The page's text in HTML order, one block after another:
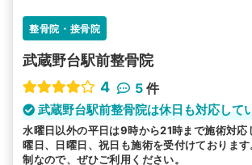
整骨院・接骨院
武蔵野台駅前整骨院
4
5 件
武蔵野台駅前整骨院は休日も対応して
水曜日以外の平日は9時から21時まで施術対応
曜日、日曜日、祝日も施術を受付けておりま
制なので、ぜひご利用ください。